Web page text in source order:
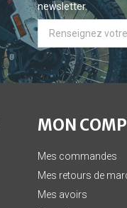
newsletter.
MON
Mes commandes
Mes retours de
Mes avoirs